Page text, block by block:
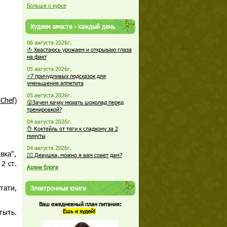
ст.
Больше о курсе
Худеем вместе - каждый день
06 августа 2026г.
🍅 Хвастаюсь урожаем и открываю глаза
на факт
05 августа 2026г.
⚡7 причудливых подсказок для
уменьшения аппетита
05 августа 2026г.
😮Зачем качку нюхать шоколад перед
тренировкой?
04 августа 2026г.
👌 Коктейль от тяги к сладкому за 2
минуты
04 августа 2026г.
🏋️‍♀️ Девушка, можно я вам совет дам?
Архив блога
Электронные книги
Ваш ежедневный план питания:
Ешь и худей!